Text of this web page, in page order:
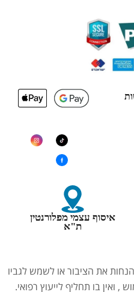
איסוף עצמי מפלורנטין
ת"א
את הציבור או לשמש לגביו
ואין בו תחליף לייעוץ רפואי.